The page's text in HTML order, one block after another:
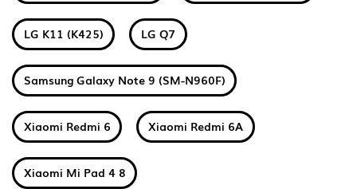
LG K11 (K425) LG Q7
Samsung Galaxy Note 9 (SM-N960F)
Xiaomi Redmi 6 Xiaomi Redmi 6A
Xiaomi Mi Pad 4 8